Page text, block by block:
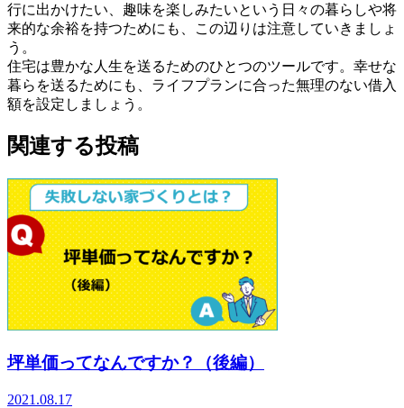
行に出かけたい、趣味を楽しみたいという日々の暮らしや将
来的な余裕を持つためにも、この辺りは注意していきましょ
う。
住宅は豊かな人生を送るためのひとつのツールです。幸せな
暮らを送るためにも、ライフプランに合った無理のない借入
額を設定しましょう。
関連する投稿
坪単価ってなんですか？（後編）
2021.08.17